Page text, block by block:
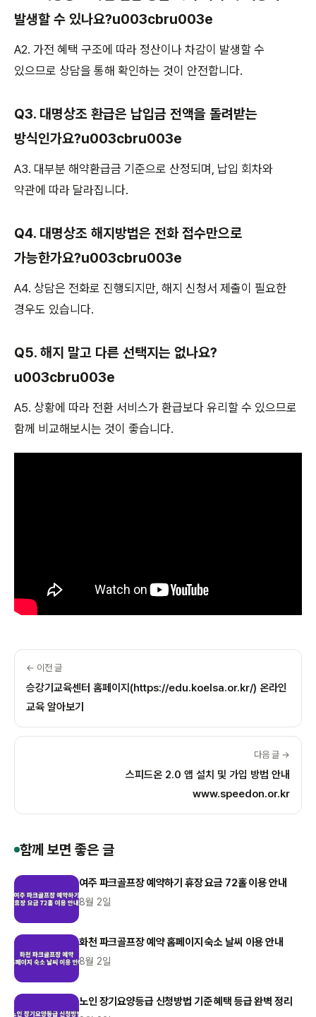
발생할 수 있나요?u003cbru003e
A2. 가전 혜택 구조에 따라 정산이나 차감이 발생할 수
있으므로 상담을 통해 확인하는 것이 안전합니다.
Q3. 대명상조 환급은 납입금 전액을 돌려받는
방식인가요?u003cbru003e
A3. 대부분 해약환급금 기준으로 산정되며, 납입 회차와
약관에 따라 달라집니다.
Q4. 대명상조 해지방법은 전화 접수만으로
가능한가요?u003cbru003e
A4. 상담은 전화로 진행되지만, 해지 신청서 제출이 필요한
경우도 있습니다.
Q5. 해지 말고 다른 선택지는 없나요?
u003cbru003e
A5. 상황에 따라 전환 서비스가 환급보다 유리할 수 있으므로
함께 비교해보시는 것이 좋습니다.
← 이전 글
승강기교육센터 홈페이지(https://edu.koelsa.or.kr/) 온라인
교육 알아보기
다음 글 →
스피드온 2.0 앱 설치 및 가입 방법 안내
www.speedon.or.kr
함께 보면 좋은 글
여주 파크골프장 예약하기 휴장 요금 72홀 이용 안내
8월 2일
화천 파크골프장 예약 홈페이지 숙소 날씨 이용 안내
8월 2일
노인 장기요양등급 신청방법 기준 혜택 등급 완벽 정리